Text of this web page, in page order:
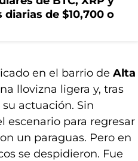
de $10,700 o
en el barrio de Alta
llovizna ligera y, tras
actuación. Sin
escenario para regresar
un paraguas. Pero en
se despidieron. Fue